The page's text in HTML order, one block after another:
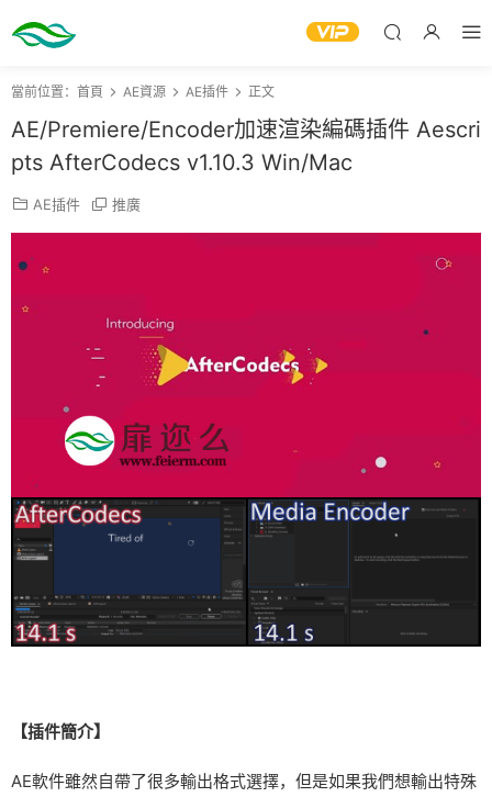
當前位置： 首頁 AE資源 AE插件 正文
AE/Premiere/Encoder加速渲染編碼插件 Aescri
pts AfterCodecs v1.10.3 Win/Mac
AE插件 推廣
【插件簡介】
AE軟件雖然自帶了很多輸出格式選擇，但是如果我們想輸出特殊